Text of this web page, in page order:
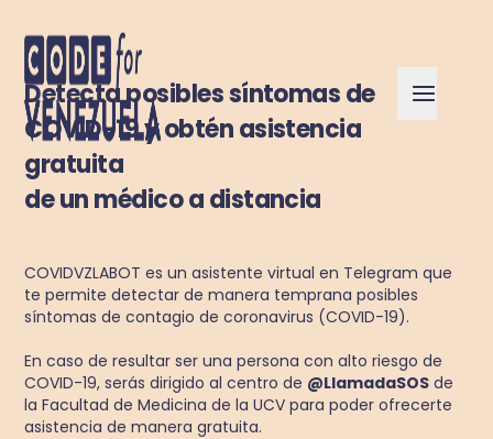
Detecta posibles síntomas de
COVID-19 y obtén asistencia
gratuita
de un médico a distancia
COVIDVZLABOT es un asistente virtual en Telegram que
te permite detectar de manera temprana posibles
síntomas de contagio de coronavirus (COVID-19).
En caso de resultar ser una persona con alto riesgo de
COVID-19, serás dirigido al centro de @LlamadaSOS de
la Facultad de Medicina de la UCV para poder ofrecerte
asistencia de manera gratuita.